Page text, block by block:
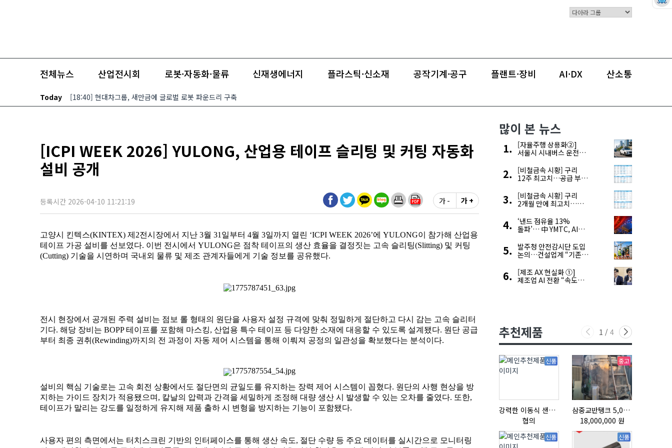
전체뉴스 산업전시회 로봇·자동화·물류 신재생에너지 플라스틱·신소재 공작기계·공구 플랜트·장비 AI·DX 산소통
Today [18:40] 현대차그룹, 새만금에 글로벌 로봇 파운드리 구축
[ICPI WEEK 2026] YULONG, 산업용 테이프 슬리팅 및 커팅 자동화
설비 공개
등록시간 2026-04-10 11:21:19 가 - 가 +
많이 본 뉴스
[자율주행 상용화②]
서울시 시내버스 운전자
해결한다
[비철금속 시황] 구리
12주 최고치…공급 부족
[비철금속 시황] 구리
2개월 만에 최고치…
우려 확대
‘낸드 점유율 13%
돌파’… 中 YMTC, AI
4위 맹추격
발주청 안전감시단 도입
논의…건설업계 “기존
[제조 AX 현실화 ①]
제조업 AI 전환 “속도와
추천제품 1 / 4
신품
강력한 이동식 샌딩기 / 고급 이태리 IBIX샌드블라스터
협의
중고
삼중교반탱크 5,000L
18,000,000 원
신품 신품